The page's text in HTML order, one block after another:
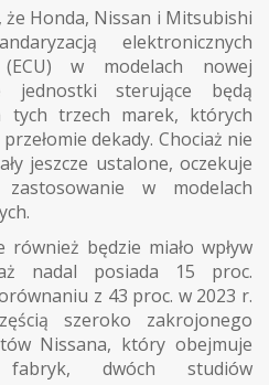
że Honda, Nissan i Mitsubishi
elektronicznych
w modelach nowej
jednostki sterujące będą
tych trzech marek, których
dekady. Chociaż nie
jeszcze ustalone, oczekuje
w modelach
będzie miało wpływ
nadal posiada 15 proc.
z 43 proc. w 2023 r.
szeroko zakrojonego
Nissana, który obejmuje
fabryk, dwóch studiów